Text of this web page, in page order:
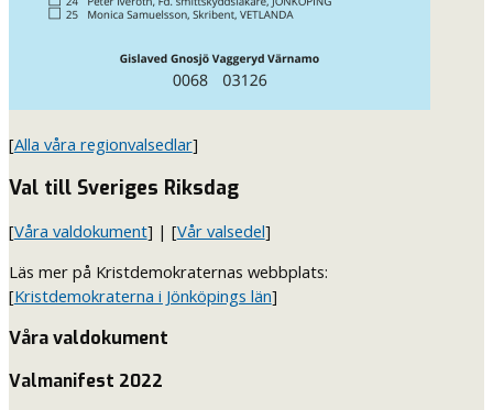
[Alla våra regionvalsedlar]
Val till Sveriges Riksdag
[Våra valdokument] | [Vår valsedel]
Läs mer på Kristdemokraternas webbplats:
[Kristdemokraterna i Jönköpings län]
Våra valdokument
Valmanifest 2022